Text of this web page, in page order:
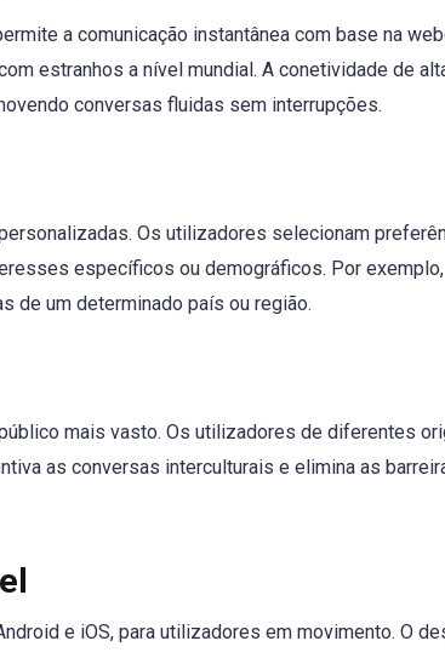
a comunicação instantânea com base na
estranhos a nível mundial. A conetividade de
conversas fluidas sem interrupções.
Os utilizadores selecionam
específicos ou demográficos. Por exemplo,
de um determinado país ou região.
mais vasto. Os utilizadores de diferentes
as conversas interculturais e elimina as
e iOS, para utilizadores em movimento. O